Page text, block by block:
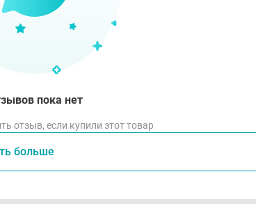
инсульт, субарахноидальное
проницаемости
гипонатриемия, гипохлоремия и
возраст до 12 лет (эффективность и
обмена веществ и питания:
сухость во рту. жажда, снижение
пока нет
отзыв, если купили этот товар
больше